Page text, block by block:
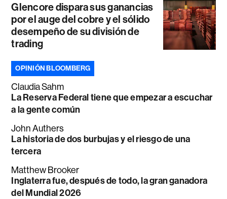
Glencore dispara sus ganancias
por el auge del cobre y el sólido
desempeño de su división de
trading
OPINIÓN BLOOMBERG
Claudia Sahm
La Reserva Federal tiene que empezar a escuchar
a la gente común
John Authers
La historia de dos burbujas y el riesgo de una
tercera
Matthew Brooker
Inglaterra fue, después de todo, la gran ganadora
del Mundial 2026